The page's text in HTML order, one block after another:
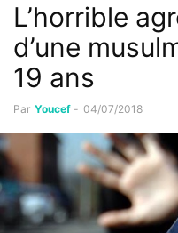
L’horrible
d’une
19 ans
Par Youcef - 04/07/2018